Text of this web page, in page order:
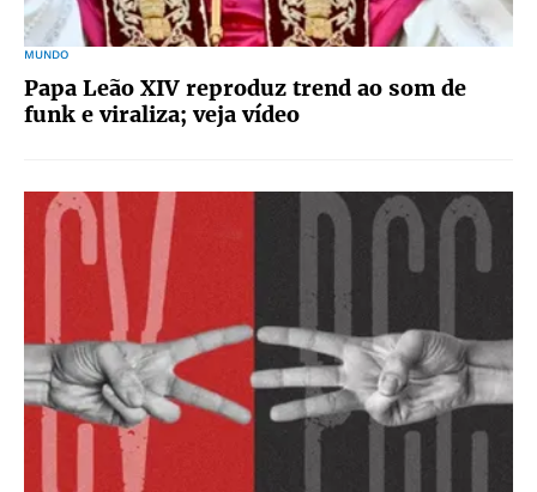
MUNDO
Papa Leão XIV reproduz trend ao som de
funk e viraliza; veja vídeo